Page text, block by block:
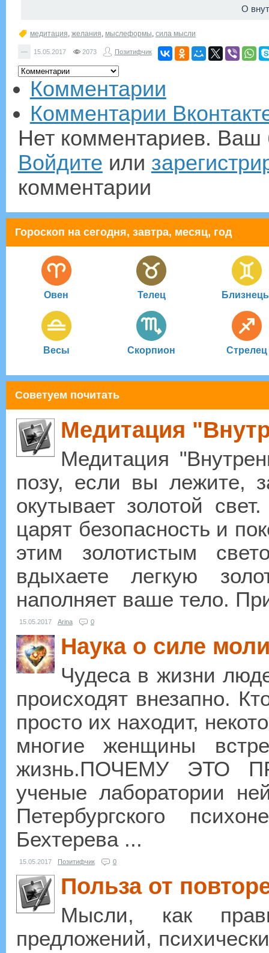
О
медитация, желания, мыслеформы, сила мысли
— 15.05.2017 2073 Позитифчик
Комментарии
Комментарии
Нет комментариев. Ваш
Войдите или
комментарии
Гороскоп на сегодня, завтра, месяц, год
Овен Телец
Весы Скорпион Стрелец
Советуем почитать
Медитация
Медитация
позу, если вы лежите,
окутывает золотой
царят безопасность и
этим золотистым
вдыхаете легкую
наполняет ваше тело.
15.05.2017 Arina 0
Наука о силе
Чудеса в жизни
происходят внезапно.
просто их находит,
многие женщины
жизнь.ПОЧЕМУ ЭТО
ученые лаборатории
Петербургского
Бехтерева ...
15.05.2017 Позитифчик 0
Польза от
Мысли, как
предложений,